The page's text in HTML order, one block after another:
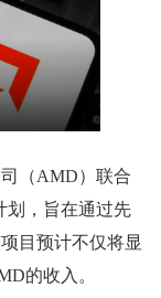
（AMD）联合
划，旨在通过先
目预计不仅将显
的收入。